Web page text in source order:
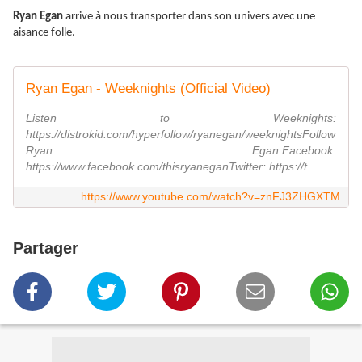
Ryan Egan arrive à nous transporter dans son univers avec une
aisance folle.
Ryan Egan - Weeknights (Official Video)
Listen to Weeknights:
https://distrokid.com/hyperfollow/ryanegan/weeknightsFollow
Ryan Egan:Facebook:
https://www.facebook.com/thisryaneganTwitter: https://t...
https://www.youtube.com/watch?v=znFJ3ZHGXTM
Partager